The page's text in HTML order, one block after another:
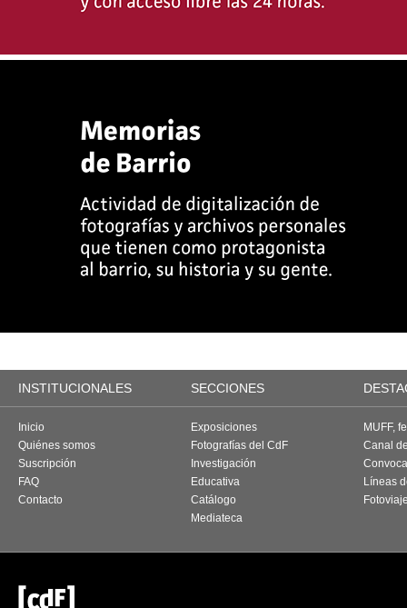
INSTITUCIONALES SECCIONES
Inicio
Quiénes somos
Suscripción
FAQ
Contacto
Exposiciones
Fotografías del CdF
Investigación
Educativa
Catálogo
Mediateca
MUFF,
Canal
Líneas